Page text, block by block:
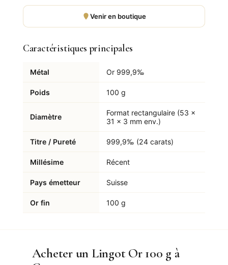
Venir en boutique
Caractéristiques principales
Métal Or 999,9‰
Poids 100 g
Diamètre
Format rectangulaire (53 ×
31 × 3 mm env.)
Titre / Pureté 999,9‰ (24 carats)
Millésime Récent
Pays émetteur Suisse
Or fin 100 g
Acheter un Lingot Or 100 g à